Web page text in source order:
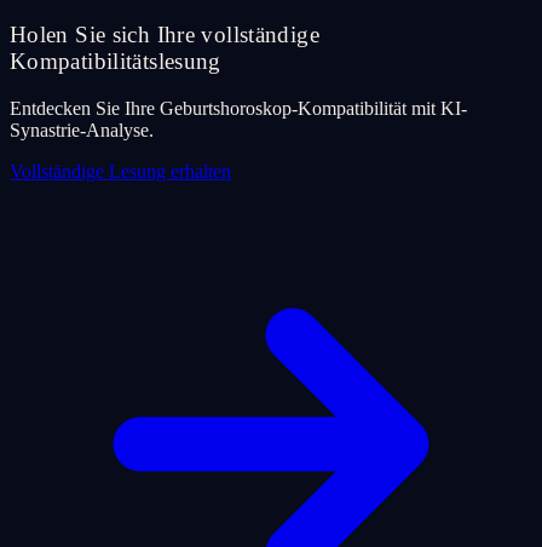
Holen Sie sich Ihre vollständige
Kompatibilitätslesung
Entdecken Sie Ihre Geburtshoroskop-Kompatibilität mit KI-
Synastrie-Analyse.
Vollständige Lesung erhalten